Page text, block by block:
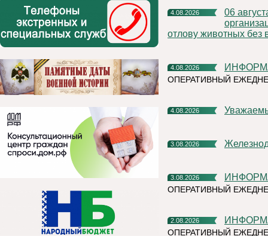
4.08.2026
06 августа 2026 года на территории Княжпогостского района,
отлову животных без
4.08.2026
ОПЕРАТИВНЫЙ
4.08.2026
3.08.2026
3.08.2026
ОПЕРАТИВНЫЙ
2.08.2026
ОПЕРАТИВНЫЙ